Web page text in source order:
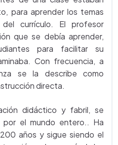
para aprender los temas
currículo. El profesor
que se debía aprender,
para facilitar su
Con frecuencia, a
se la describe como
directa.
didáctico y fabril, se
por el mundo entero.. Ha
años y sigue siendo el